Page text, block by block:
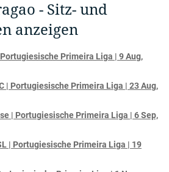
- Sitz- und
anzeigen
Primeira Liga | 9 Aug,
| Portugiesische Primeira Liga | 23 Aug,
| Portugiesische Primeira Liga | 6 Sep,
| Portugiesische Primeira Liga | 19